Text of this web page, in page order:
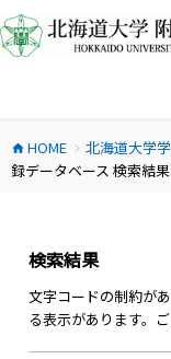
ン
テ
ス
キ
home HOME chevron_right 北海道大学
録データベース 検索結果
検索結果
文字コードの制約が
る表示があります。ご